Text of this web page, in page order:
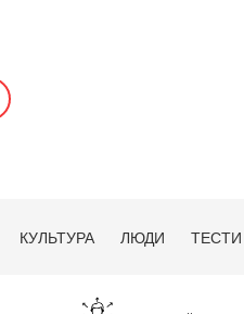
КУЛЬТУРА ЛЮДИ ТЕСТИ